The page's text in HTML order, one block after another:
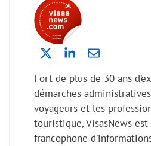
Fort de plus de 30 ans
démarches
voyageurs et les
touristique, VisasNews
francophone